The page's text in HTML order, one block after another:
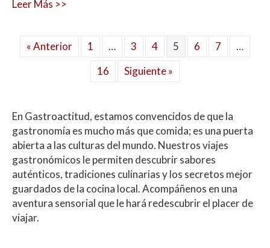
Leer Más >>
« Anterior 1 … 3 4 5 6 7
…
16
Siguiente »
En Gastroactitud, estamos convencidos de que la
gastronomía es mucho más que comida; es una puerta
abierta a las culturas del mundo. Nuestros viajes
gastronómicos le permiten descubrir sabores
auténticos, tradiciones culinarias y los secretos mejor
guardados de la cocina local. Acompáñenos en una
aventura sensorial que le hará redescubrir el placer de
viajar.